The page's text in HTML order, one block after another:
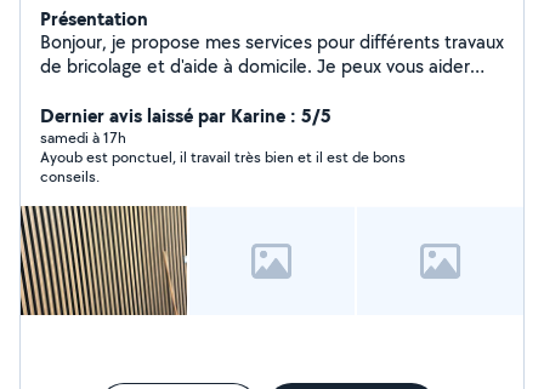
Présentation
Bonjour, je propose mes services pour différents travaux
de bricolage et d'aide à domicile. Je peux vous aider
bricolage, peinture, ainsi que pour des déménagements
ou manutention. Mon tél : 7/74/96/96/83 Je suis
quelqu'un de sérieux, motivé et soigneux dans mon
travail.
Dernier avis laissé par Karine : 5/5
samedi à 17h
Ayoub est ponctuel, il travail très bien et il est de bons
conseils.